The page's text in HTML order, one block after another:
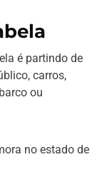
é partindo de
carros,
ou
no estado de